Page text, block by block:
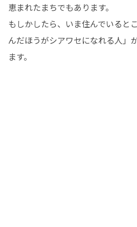
恵まれたまちでもあります。
もしかしたら、いま住んでいると
んだほうがシアワセになれる人」
ます。